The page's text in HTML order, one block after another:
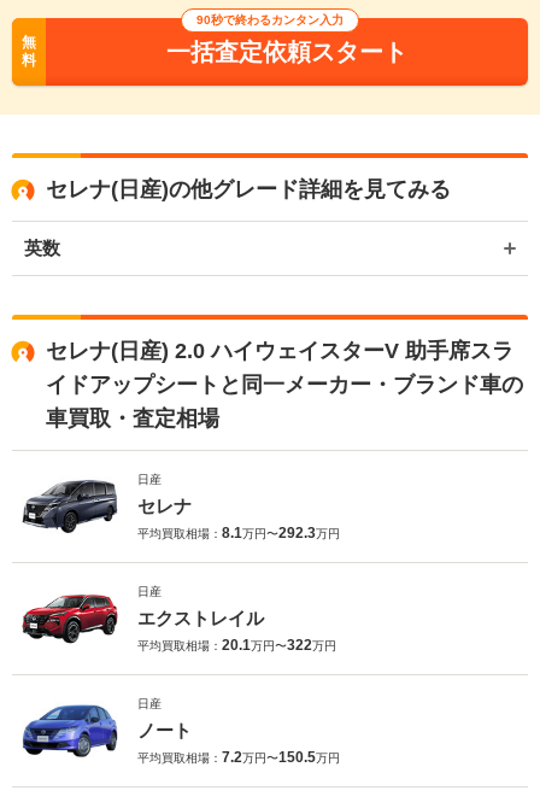
無
料
90秒で終わるカンタン入力
一括査定依頼スタート
セレナ(日産)の他グレード詳細を見てみる
英数
セレナ(日産) 2.0 ハイウェイスターV 助手席スラ
イドアップシートと同一メーカー・ブランド車の
車買取・査定相場
日産
セレナ
平均買取相場： 8.1万円〜292.3万円
日産
エクストレイル
平均買取相場： 20.1万円〜322万円
日産
ノート
平均買取相場： 7.2万円〜150.5万円